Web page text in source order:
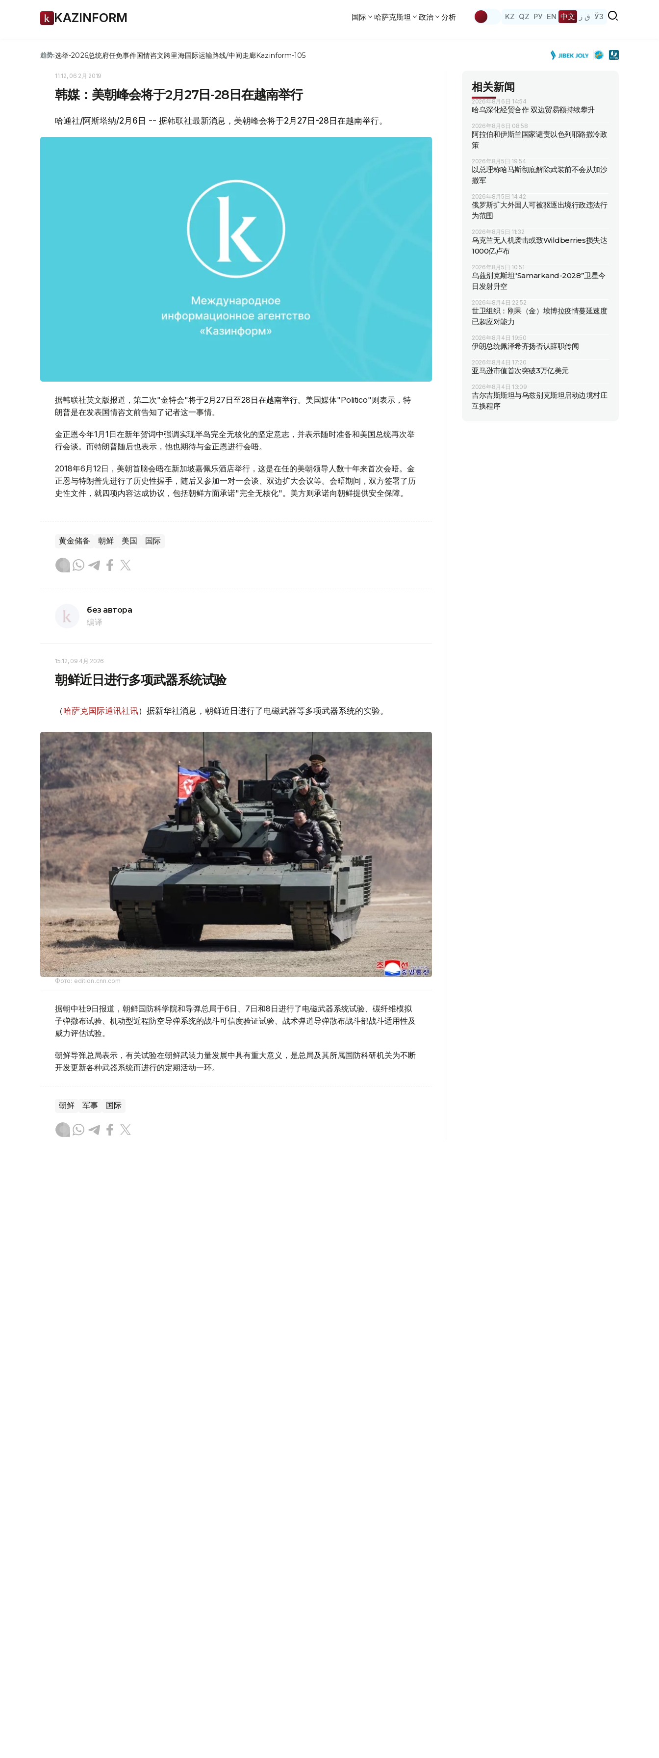
KAZINFORM 国际 哈萨克斯坦 政治 分析 KZ QZ РУ EN 中文 ق ز ЎЗ
趋势:选举-2026总统府任免事件国情咨文跨里海国际运输路线/中间走廊Kazinform-105
11:12, 06 2月 2019
韩媒：美朝峰会将于2月27日-28日在越南举行
哈通社/阿斯塔纳/2月6日 -- 据韩联社最新消息，美朝峰会将于2月27日-28日在越南举行。
据韩联社英文版报道，第二次"金特会"将于2月27日至28日在越南举行。美国媒体"Politico"则表示，特
朗普是在发表国情咨文前告知了记者这一事情。
金正恩今年1月1日在新年贺词中强调实现半岛完全无核化的坚定意志，并表示随时准备和美国总统再次举
行会谈。而特朗普随后也表示，他也期待与金正恩进行会晤。
2018年6月12日，美朝首脑会晤在新加坡嘉佩乐酒店举行，这是在任的美朝领导人数十年来首次会晤。金
正恩与特朗普先进行了历史性握手，随后又参加一对一会谈、双边扩大会议等。会晤期间，双方签署了历
史性文件，就四项内容达成协议，包括朝鲜方面承诺"完全无核化"。美方则承诺向朝鲜提供安全保障。
黄金储备 朝鲜 美国 国际
без автора
编译
15:12, 09 4月 2026
朝鲜近日进行多项武器系统试验
（哈萨克国际通讯社讯）据新华社消息，朝鲜近日进行了电磁武器等多项武器系统的实验。
Фото: edition.cnn.com
据朝中社9日报道，朝鲜国防科学院和导弹总局于6日、7日和8日进行了电磁武器系统试验、碳纤维模拟
子弹撒布试验、机动型近程防空导弹系统的战斗可信度验证试验、战术弹道导弹散布战斗部战斗适用性及
威力评估试验。
朝鲜导弹总局表示，有关试验在朝鲜武装力量发展中具有重大意义，是总局及其所属国防科研机关为不断
开发更新各种武器系统而进行的定期活动一环。
朝鲜 军事 国际
相关新闻
2026年8月6日 14:54
哈乌深化经贸合作 双边贸易额持续攀升
2026年8月6日 08:58
阿拉伯和伊斯兰国家谴责以色列耶路撒冷政
策
2026年8月5日 19:54
以总理称哈马斯彻底解除武装前不会从加沙
撤军
2026年8月5日 14:42
俄罗斯扩大外国人可被驱逐出境行政违法行
为范围
2026年8月5日 11:32
乌克兰无人机袭击或致Wildberries损失达
1000亿卢布
2026年8月5日 10:51
乌兹别克斯坦“Samarkand-2028”卫星今
日发射升空
2026年8月4日 22:52
世卫组织：刚果（金）埃博拉疫情蔓延速度
已超应对能力
2026年8月4日 19:50
伊朗总统佩泽希齐扬否认辞职传闻
2026年8月4日 17:20
亚马逊市值首次突破3万亿美元
2026年8月4日 13:09
吉尔吉斯斯坦与乌兹别克斯坦启动边境村庄
互换程序